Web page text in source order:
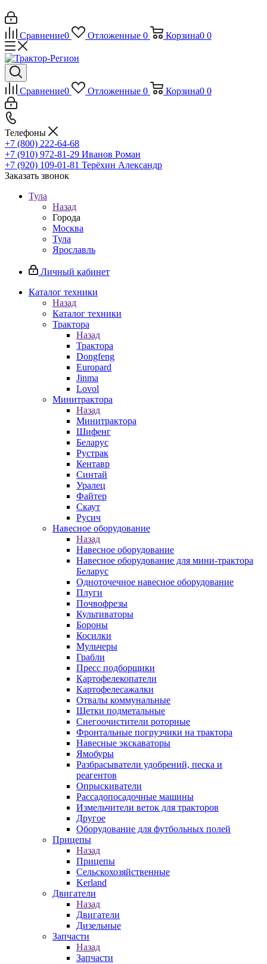
Сравнение0 Отложенные 0 Корзина0 0
Сравнение0 Отложенные 0 Корзина0 0
Телефоны
+7 (800) 222-64-68
+7 (910) 972-81-29 Иванов Роман
+7 (920) 109-01-81 Терёхин Александр
Заказать звонок
Тула
Назад
Города
Москва
Тула
Ярославль
Личный кабинет
Каталог техники
Назад
Каталог техники
Трактора
Назад
Трактора
Dongfeng
Europard
Jinma
Lovol
Минитрактора
Назад
Минитрактора
Шифенг
Беларус
Рустрак
Кентавр
Синтай
Уралец
Файтер
Скаут
Русич
Навесное оборудование
Назад
Навесное оборудование
Навесное оборудование для мини-трактора
Беларус
Одноточечное навесное оборудование
Плуги
Почвофрезы
Культиваторы
Бороны
Косилки
Мульчеры
Грабли
Пресс подборщики
Картофелекопатели
Картофелесажалки
Отвалы коммунальные
Щетки подметальные
Снегоочистители роторные
Фронтальные погрузчики на трактора
Навесные экскаваторы
Ямобуры
Разбрасыватели удобрений, песка и
реагентов
Опрыскиватели
Рассадопосадочные машины
Измельчители веток для тракторов
Другое
Оборудование для футбольных полей
Прицепы
Назад
Прицепы
Сельскохозяйственные
Kerland
Двигатели
Назад
Двигатели
Дизельные
Запчасти
Назад
Запчасти